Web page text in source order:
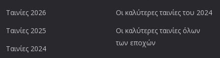
Ταινίες 2026
Ταινίες 2025
Ταινίες 2024
Οι καλύτερες ταινίες του 2024
Οι καλύτερες ταινίες όλων
των εποχών